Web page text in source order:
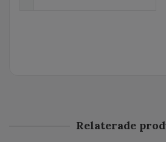
Relaterade